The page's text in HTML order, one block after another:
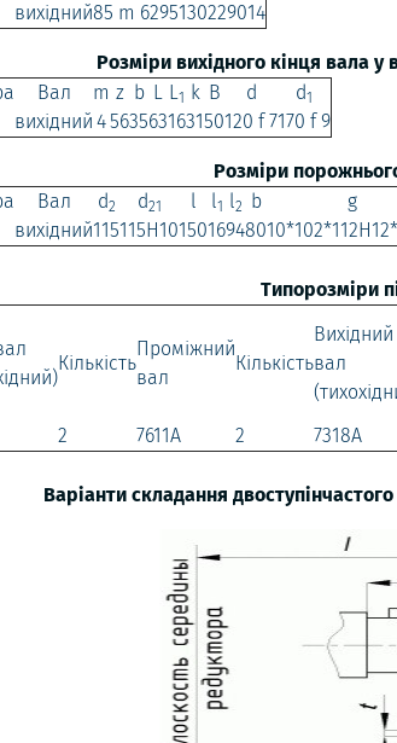
вихідний85 m 6295130229014
Розміри вихідного кінця вала у
Вал m z b L L1 k B d d1
вихідний 4563563163150120 f 7170 f 9
Розміри
Вал d2 d21 l l1 l2 b
g
вихідний115115H10150169480
Типорозміри
Кількість
Проміжний
вал
Кількість
Вихідний
вал
2 7611А 2 7318А
Варіанти складання